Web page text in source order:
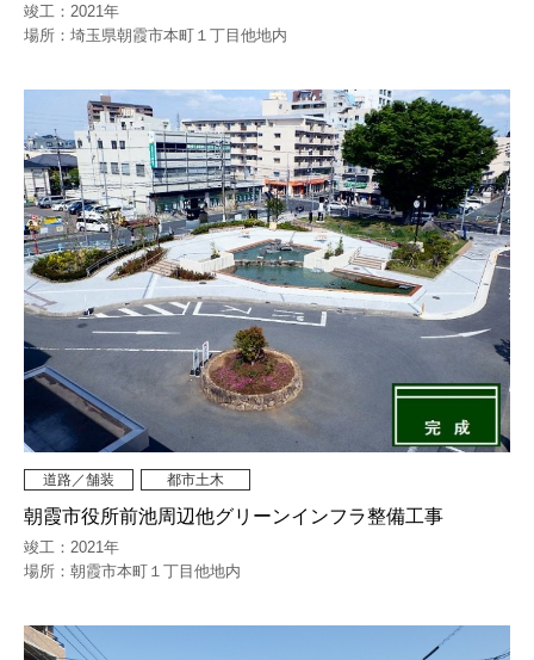
竣工：2021年
場所：埼玉県朝霞市本町１丁目他地内
道路／舗装 都市土木
朝霞市役所前池周辺他グリーンインフラ整備工事
竣工：2021年
場所：朝霞市本町１丁目他地内